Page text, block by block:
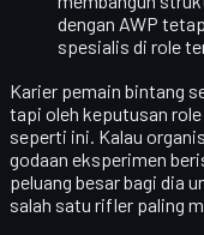
dengan AWP
spesialis di role
Karier pemain bintang
tapi oleh keputusan
seperti ini. Kalau
godaan eksperimen
peluang besar bagi dia
salah satu rifler paling